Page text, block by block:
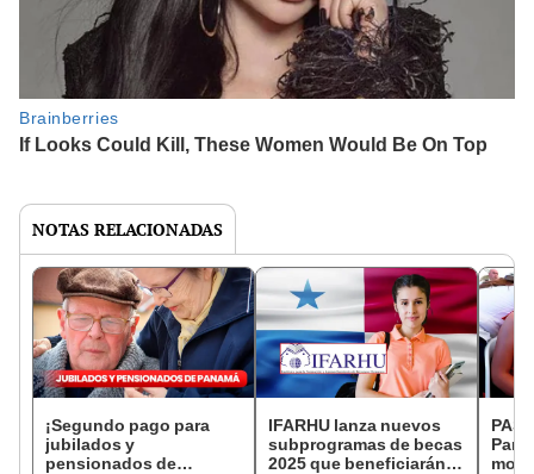
NOTAS RELACIONADAS
¡Segundo pago para
jubilados y
pensionados de
IFARHU lanza nuevos
subprogramas de becas
2025 que beneficiarán a